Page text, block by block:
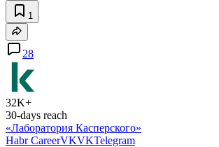
1
28
32K+
30-days reach
«Лаборатория Касперского»
Habr CareerVKVKTelegram